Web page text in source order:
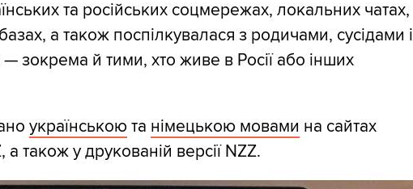
та російських соцмережах, локальних чатах,
а також поспілкувалася з родичами, сусідами і
зокрема й тими, хто живе в Росії або інших
українськоюта німецькою мовами на сайтах
а також у друкованій версії NZZ.